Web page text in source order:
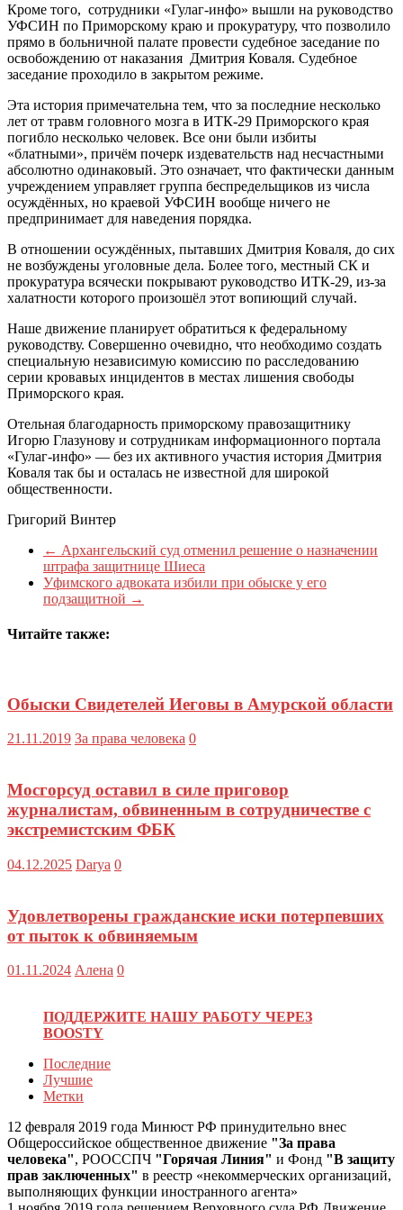
Кроме того, сотрудники «Гулаг-инфо» вышли на руководство
УФСИН по Приморскому краю и прокуратуру, что позволило
прямо в больничной палате провести судебное заседание по
освобождению от наказания Дмитрия Коваля. Судебное
заседание проходило в закрытом режиме.
Эта история примечательна тем, что за последние несколько
лет от травм головного мозга в ИТК-29 Приморского края
погибло несколько человек. Все они были избиты
«блатными», причём почерк издевательств над несчастными
абсолютно одинаковый. Это означает, что фактически данным
учреждением управляет группа беспредельщиков из числа
осуждённых, но краевой УФСИН вообще ничего не
предпринимает для наведения порядка.
В отношении осуждённых, пытавших Дмитрия Коваля, до сих
не возбуждены уголовные дела. Более того, местный СК и
прокуратура всячески покрывают руководство ИТК-29, из-за
халатности которого произошёл этот вопиющий случай.
Наше движение планирует обратиться к федеральному
руководству. Совершенно очевидно, что необходимо создать
специальную независимую комиссию по расследованию
серии кровавых инцидентов в местах лишения свободы
Приморского края.
Отельная благодарность приморскому правозащитнику
Игорю Глазунову и сотрудникам информационного портала
«Гулаг-инфо» — без их активного участия история Дмитрия
Коваля так бы и осталась не известной для широкой
общественности.
Григорий Винтер
← Архангельский суд отменил решение о назначении
штрафа защитнице Шиеса
Уфимского адвоката избили при обыске у его
подзащитной →
Читайте также:
Обыски Свидетелей Иеговы в Амурской области
21.11.2019 За права человека 0
Мосгорсуд оставил в силе приговор
журналистам, обвиненным в сотрудничестве с
экстремистским ФБК
04.12.2025 Darya 0
Удовлетворены гражданские иски потерпевших
от пыток к обвиняемым
01.11.2024 Алена 0
ПОДДЕРЖИТЕ НАШУ РАБОТУ ЧЕРЕЗ
BOOSTY
Последние
Лучшие
Метки
12 февраля 2019 года Минюст РФ принудительно внес
Общероссийское общественное движение "За права
человека", РООССПЧ "Горячая Линия" и Фонд "В защиту
прав заключенных" в реестр «некоммерческих организаций,
выполняющих функции иностранного агента»